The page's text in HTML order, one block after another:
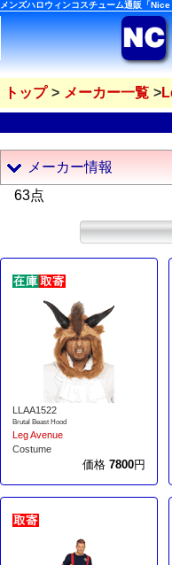
メンズハロウィンコスチューム通販「
トップ メーカー一覧
メーカー情報
63点
LLAA1522
Brutal Beast Hood
Leg Avenue
Costume
価格 7800円